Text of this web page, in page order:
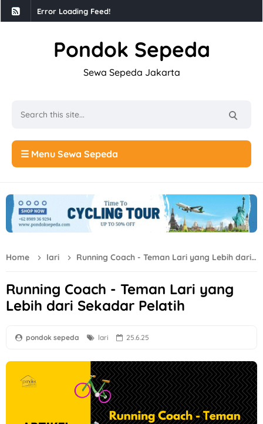
Error Loading Feed!
Pondok Sepeda
Sewa Sepeda Jakarta
☰ Menu Sewa Sepeda
Home lari Running Coach - Teman Lari yang Lebih dari Sekadar Pelatih
Running Coach - Teman Lari yang
Lebih dari Sekadar Pelatih
pondok sepeda lari 25.6.25